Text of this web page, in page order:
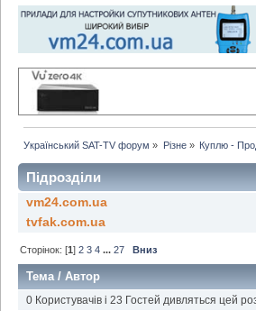
Український SAT-TV форум » Різне» Куплю -
Підрозділи
vm24.com.ua
tvfak.com.ua
Сторінок: [1]2 3 4 ...27 Вниз
Тема/Автор
0 Користувачів і 23 Гостей дивляться цей